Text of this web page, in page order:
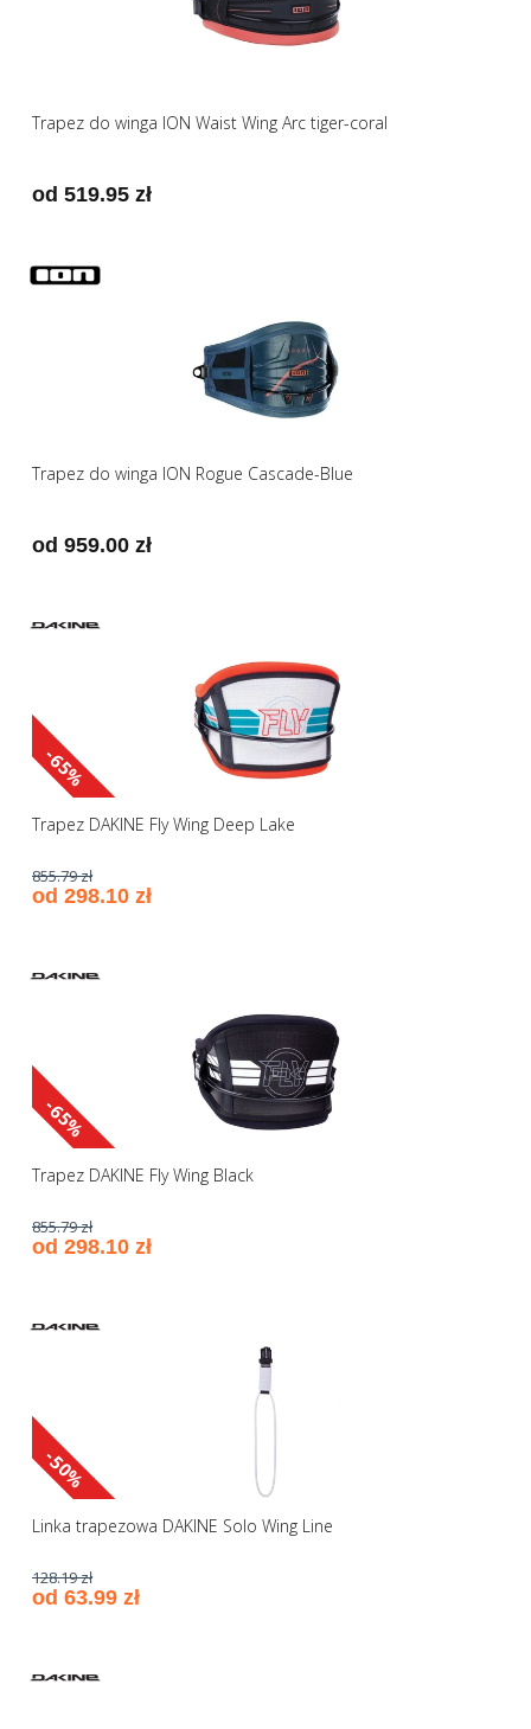
Trapez do winga ION Waist Wing Arc tiger-coral
od 519.95 zł
Trapez do winga ION Rogue Cascade-Blue
od 959.00 zł
-65%
Trapez DAKINE Fly Wing Deep Lake
855.79 zł
od 298.10 zł
-65%
Trapez DAKINE Fly Wing Black
855.79 zł
od 298.10 zł
-50%
Linka trapezowa DAKINE Solo Wing Line
128.19 zł
od 63.99 zł